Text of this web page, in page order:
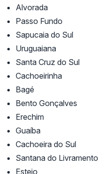
Alvorada
Passo Fundo
Sapucaia do Sul
Uruguaiana
Santa Cruz do Sul
Cachoeirinha
Bagé
Bento Gonçalves
Erechim
Guaíba
Cachoeira do Sul
Santana do Livramento
Esteio